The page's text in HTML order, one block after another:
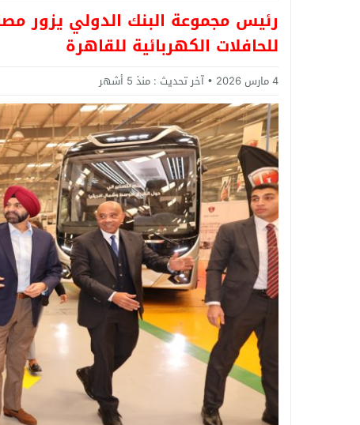
رئيس مجموعة البنك الدولي يزور
للحافلات الكهربائية للقاهرة
4 مارس 2026 آخر تحديث : منذ 5 أشهر